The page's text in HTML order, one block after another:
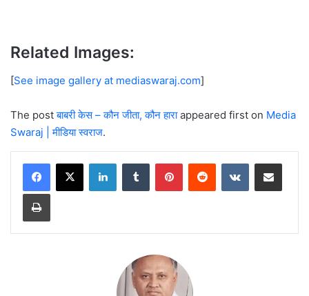
Related Images:
[See image gallery at mediaswaraj.com]
The postबाबरी केस – कौन जीता, कौन हाराappeared first on Media
Swaraj | मीडिया स्वराज.
LinkedInTumblr PinterestReddit VKontakteShare via Email
Print